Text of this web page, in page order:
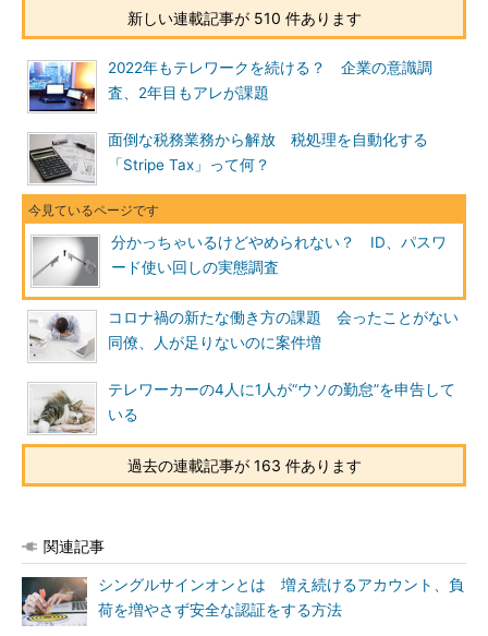
新しい連載記事が 510 件あります
2022年もテレワークを続ける？ 企業の意識調
査、2年目もアレが課題
面倒な税務業務から解放 税処理を自動化する
「Stripe Tax」って何？
分かっちゃいるけどやめられない？ ID、パスワ
ード使い回しの実態調査
コロナ禍の新たな働き方の課題 会ったことがない
同僚、人が足りないのに案件増
テレワーカーの4人に1人が“ウソの勤怠”を申告して
いる
過去の連載記事が 163 件あります
関連記事
シングルサインオンとは 増え続けるアカウント、負
荷を増やさず安全な認証をする方法